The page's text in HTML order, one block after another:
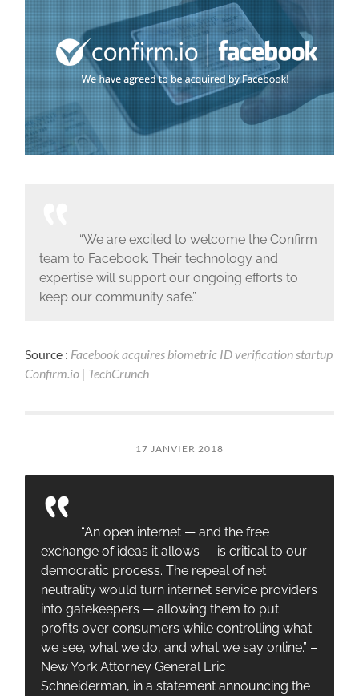
“We are excited to welcome the Confirm
team to Facebook. Their technology and
expertise will support our ongoing efforts to
keep our community safe.”
Source : Facebook acquires biometric ID verification startup
Confirm.io | TechCrunch
17 JANVIER 2018
“An open internet — and the free
exchange of ideas it allows — is critical to our
democratic process. The repeal of net
neutrality would turn internet service providers
into gatekeepers — allowing them to put
profits over consumers while controlling what
we see, what we do, and what we say online.” –
New York Attorney General Eric
Schneiderman, in a statement announcing the